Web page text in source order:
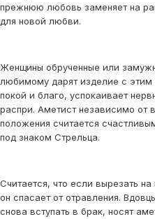
прежнюю любовь заменяет на
для новой любви.
Женщины обрученные или
любимому дарят изделие с этим
покой и благо, успокаивает
распри. Аметист независимо от
положения считается
под знаком Стрельца.
Считается, что если вырезать
он спасает от отравления.
снова вступать в брак, носят